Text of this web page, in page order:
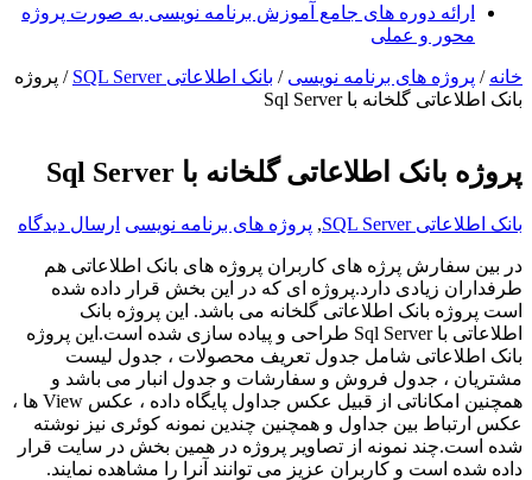
ارائه دوره های جامع آموزش برنامه نویسی به صورت پروژه
محور و عملی
خانه / پروژه های برنامه نویسی / بانک اطلاعاتی SQL Server / پروژه
بانک اطلاعاتی گلخانه با Sql Server
پروژه بانک اطلاعاتی گلخانه با Sql Server
بانک اطلاعاتی SQL Server , پروژه های برنامه نویسی ارسال دیدگاه
در بین سفارش پرژه های کاربران پروژه های بانک اطلاعاتی هم
طرفداران زیادی دارد.پروژه ای که در این بخش قرار داده شده
است پروژه بانک اطلاعاتی گلخانه می باشد. این پروژه بانک
اطلاعاتی با Sql Server طراحی و پیاده سازی شده است.این پروژه
بانک اطلاعاتی شامل جدول تعریف محصولات ، جدول لیست
مشتریان ، جدول فروش و سفارشات و جدول انبار می باشد و
همچنین امکاناتی از قبیل عکس جداول پایگاه داده ، عکس View ها ،
عکس ارتباط بین جداول و همچنین چندین نمونه کوئری نیز نوشته
شده است.چند نمونه از تصاویر پروژه در همین بخش در سایت قرار
داده شده است و کاربران عزیز می توانند آنرا را مشاهده نمایند.